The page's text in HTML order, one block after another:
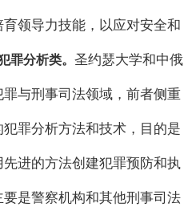
领导力技能，以应对安全和
罪分析类。 圣约瑟大学和中俄
与刑事司法领域，前者侧重
罪分析方法和技术，目的是
进的方法创建犯罪预防和执
是警察机构和其他刑事司法